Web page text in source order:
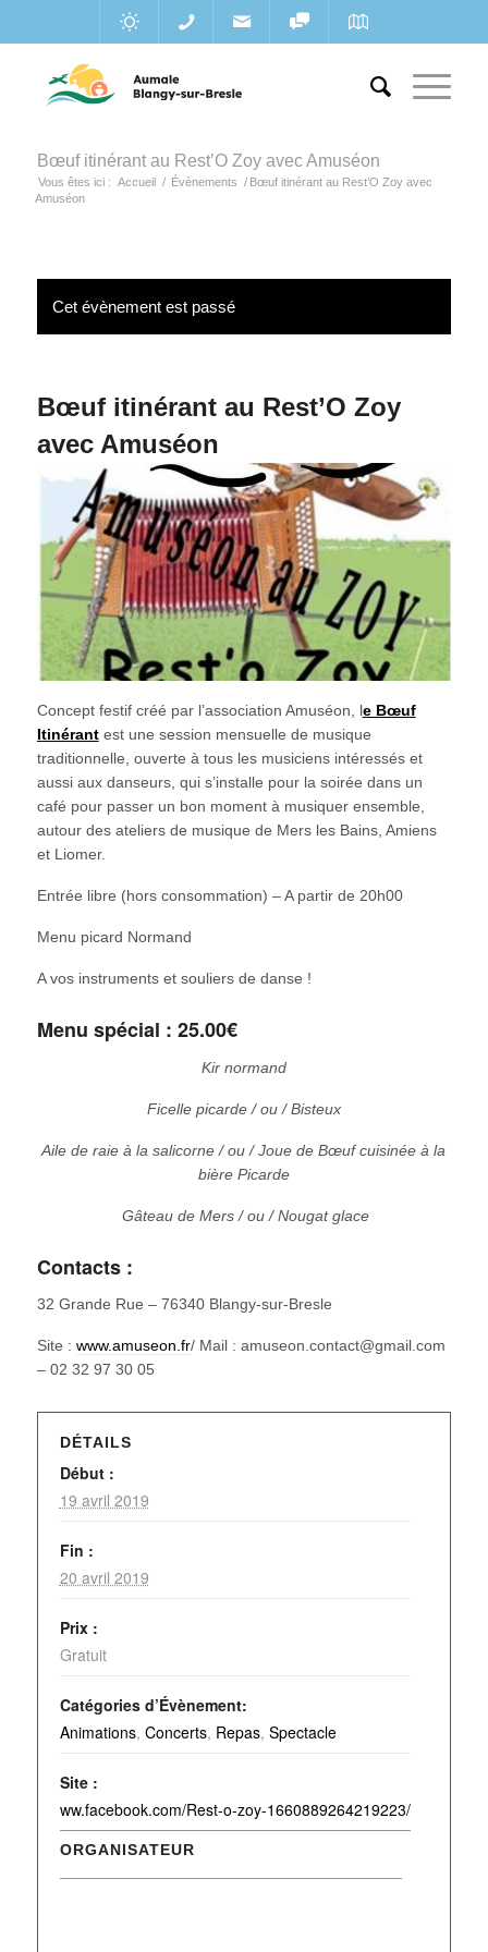
Bœuf itinérant au Rest’O Zoy avec Amuséon
Vous êtes ici : Accueil / Évènements / Bœuf itinérant au Rest’O Zoy avec
Amuséon
Cet évènement est passé
Bœuf itinérant au Rest’O Zoy
avec Amuséon
Concept festif créé par l’association Amuséon, le Bœuf
Itinérantest une session mensuelle de musique
traditionnelle, ouverte à tous les musiciens intéressés et
aussi aux danseurs, qui s’installe pour la soirée dans un
café pour passer un bon moment à musiquer ensemble,
autour des ateliers de musique de Mers les Bains, Amiens
et Liomer.
Entrée libre (hors consommation) – A partir de 20h00
Menu picard Normand
A vos instruments et souliers de danse !
Menu spécial : 25.00€
Kir normand
Ficelle picarde / ou / Bisteux
Aile de raie à la salicorne / ou / Joue de Bœuf cuisinée à la
bière Picarde
Gâteau de Mers / ou / Nougat glace
Contacts :
32 Grande Rue – 76340 Blangy-sur-Bresle
Site : www.amuseon.fr/ Mail : amuseon.contact@gmail.com
– 02 32 97 30 05
DÉTAILS
Début :
19 avril 2019
Fin :
20 avril 2019
Prix :
Gratuit
Catégories d’Évènement:
Animations, Concerts, Repas, Spectacle
Site :
ww.facebook.com/Rest-o-zoy-1660889264219223/
ORGANISATEUR